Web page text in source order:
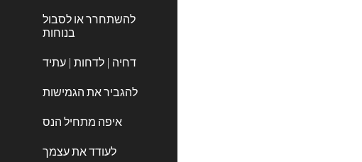
להשתחרר או לסבול
בנוחות
דחיה | לדחות | עתיד
להגביר את הגמישות
איפה מתחיל הנס
לעודד את עצמך